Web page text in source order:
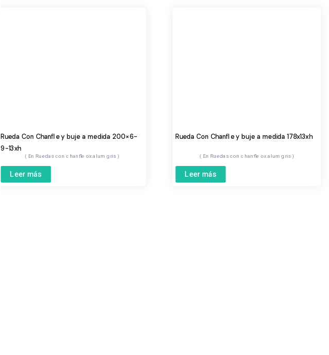
Rueda Con Chanfle y buje a medida 200×6-
9-13xh
Ruedas con chanfle ox.alum gris
Leer más
Rueda Con Chanfle y buje a medida 178x13xh
Ruedas con chanfle ox.alum gris
Leer más